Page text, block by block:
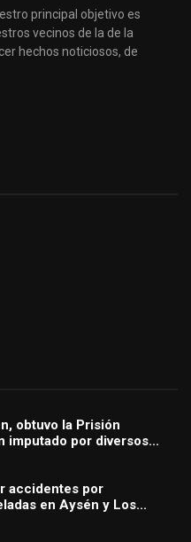
principal objetivo es
vecinos de la de la
hechos noticiosos, de
obtuvo la Prisión
imputado por diversos...
accidentes por
en Aysén y Los...